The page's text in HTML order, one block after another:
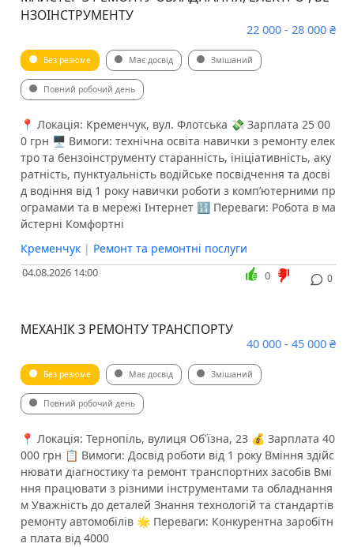
НЗОІНСТРУМЕНТУ
22 000 - 28 000 ₴
Без резюме Має досвід Змішаний
Повний робочий день
📍 Локація: Кременчук, вул. Флотська 💸 Зарплата 25 00
0 грн 🖥 Вимоги: технічна освіта навички з ремонту елек
тро та бензоінструменту старанність, ініціативність, аку
ратність, пунктуальність водійське посвідчення та досві
д водіння від 1 року навички роботи з комп’ютерними пр
ограмами та в мережі Інтернет 🔢 Переваги: Робота в ма
йстерні Комфортні
Кременчук | Ремонт та ремонтні послуги
04.08.2026 14:00 0
0
МЕХАНІК З РЕМОНТУ ТРАНСПОРТУ
40 000 - 45 000 ₴
Без резюме Має досвід Змішаний
Повний робочий день
📍 Локація: Тернопіль, вулиця Об'їзна, 23 💰 Зарплата 40
000 грн 📋 Вимоги: Досвід роботи від 1 року Вміння здійс
нювати діагностику та ремонт транспортних засобів Вмі
ння працювати з різними інструментами та обладнання
м Уважність до деталей Знання технологій та стандартів
ремонту автомобілів 🌟 Переваги: Конкурентна заробітн
а плата від 4000